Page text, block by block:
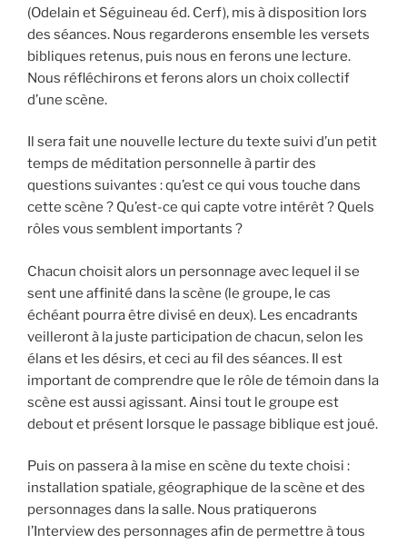
(Odelain et Séguineau éd. Cerf), mis à disposition lors
des séances. Nous regarderons ensemble les versets
bibliques retenus, puis nous en ferons une lecture.
Nous réfléchirons et ferons alors un choix collectif
d’une scène.
Il sera fait une nouvelle lecture du texte suivi d’un petit
temps de méditation personnelle à partir des
questions suivantes : qu’est ce qui vous touche dans
cette scène ? Qu’est-ce qui capte votre intérêt ? Quels
rôles vous semblent importants ?
Chacun choisit alors un personnage avec lequel il se
sent une affinité dans la scène (le groupe, le cas
échéant pourra être divisé en deux). Les encadrants
veilleront à la juste participation de chacun, selon les
élans et les désirs, et ceci au fil des séances. Il est
important de comprendre que le rôle de témoin dans la
scène est aussi agissant. Ainsi tout le groupe est
debout et présent lorsque le passage biblique est joué.
Puis on passera à la mise en scène du texte choisi :
installation spatiale, géographique de la scène et des
personnages dans la salle. Nous pratiquerons
l’Interview des personnages afin de permettre à tous